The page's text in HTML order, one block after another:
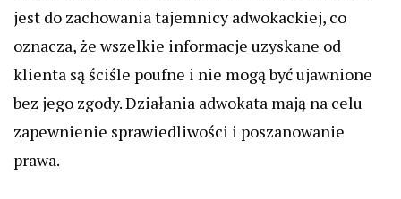
jest do zachowania tajemnicy adwokackiej, co
oznacza, że wszelkie informacje uzyskane od
klienta są ściśle poufne i nie mogą być ujawnione
bez jego zgody. Działania adwokata mają na celu
zapewnienie sprawiedliwości i poszanowanie
prawa.